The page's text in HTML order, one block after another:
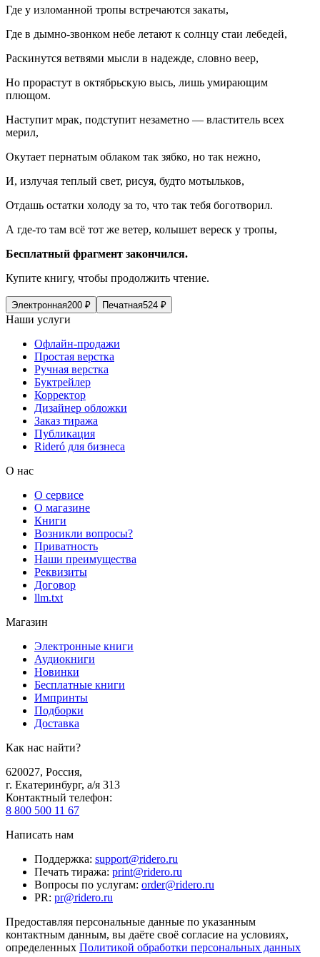
Где у изломанной тропы встречаются закаты,
Где в дымно-звонком небе летают к солнцу стаи лебедей,
Раскинутся ветвями мысли в надежде, словно веер,
Но прорастут в октябрьскую высь, лишь умирающим
плющом.
Наступит мрак, подступит незаметно — властитель всех
мерил,
Окутает пернатым облаком так зябко, но так нежно,
И, излучая теплый свет, рисуя, будто мотыльков,
Отдашь остатки холоду за то, что так тебя боготворил.
А где-то там всё тот же ветер, колышет вереск у тропы,
Бесплатный фрагмент закончился.
Купите книгу, чтобы продолжить чтение.
Электронная200 ₽ Печатная524 ₽
Наши услуги
Офлайн-продажи
Простая верстка
Ручная верстка
Буктрейлер
Корректор
Дизайнер обложки
Заказ тиража
Публикация
Rideró для бизнеса
О нас
О сервисе
О магазине
Книги
Возникли вопросы?
Приватность
Наши преимущества
Реквизиты
Договор
llm.txt
Магазин
Электронные книги
Аудиокниги
Новинки
Бесплатные книги
Импринты
Подборки
Доставка
Как нас найти?
620027, Россия,
г. Екатеринбург, а/я 313
Контактный телефон:
8 800 500 11 67
Написать нам
Поддержка: support@ridero.ru
Печать тиража: print@ridero.ru
Вопросы по услугам: order@ridero.ru
PR: pr@ridero.ru
Предоставляя персональные данные по указанным
контактным данным, вы даёте своё согласие на условиях,
определенных Политикой обработки персональных данных